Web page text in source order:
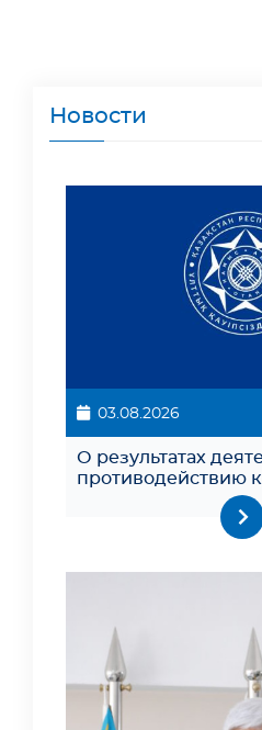
Новости
03.08.2026
О результатах
противодействию